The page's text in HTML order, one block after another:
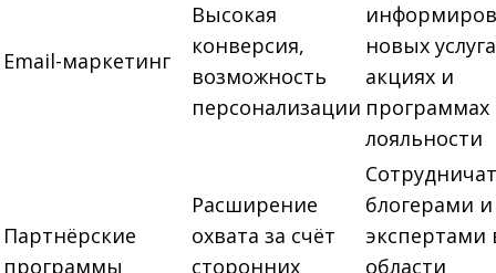
Email-маркетинг
Высокая
конверсия,
возможность
персонализации
новых
акциях и
программах
лояльности
Партнёрские
программы
Расширение
охвата за счёт
сторонних
блогерами и
экспертами
области